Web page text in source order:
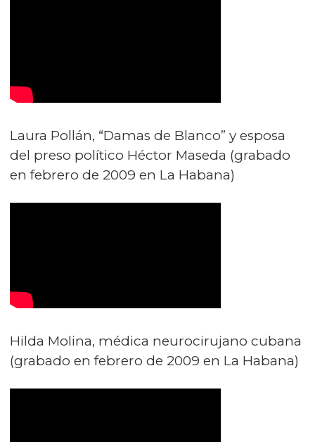
Laura Pollán, “Damas de Blanco” y esposa
del preso político Héctor Maseda (grabado
en febrero de 2009 en La Habana)
Hilda Molina, médica neurocirujano cubana
(grabado en febrero de 2009 en La Habana)